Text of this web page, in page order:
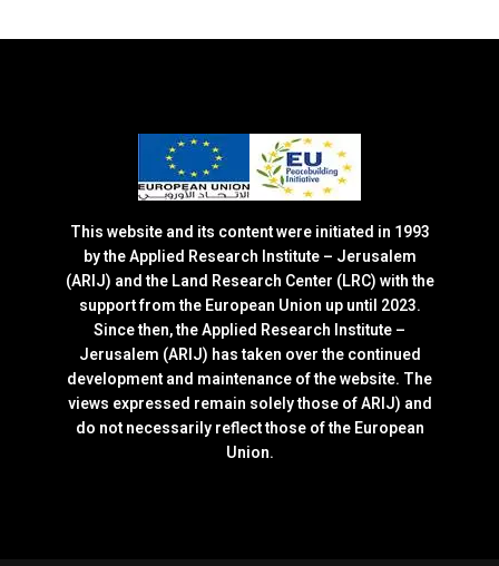
This website and its content were initiated in 1993
by the Applied Research Institute – Jerusalem
(ARIJ) and the Land Research Center (LRC) with the
support from the European Union up until 2023.
Since then, the Applied Research Institute –
Jerusalem (ARIJ) has taken over the continued
development and maintenance of the website. The
views expressed remain solely those of ARIJ) and
do not necessarily reflect those of the European
Union.